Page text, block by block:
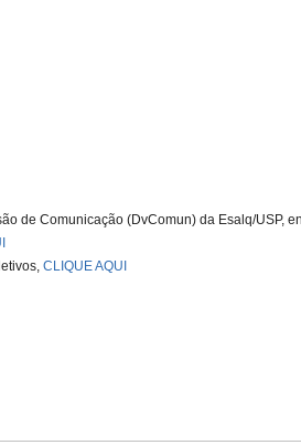
de Comunicação (DvComun) da Esalq/USP,
CLIQUE AQUI